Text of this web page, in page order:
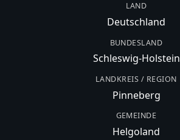
LAND
Deutschland
BUNDESLAND
Schleswig-Holstein
LANDKREIS / REGION
Pinneberg
GEMEINDE
Helgoland